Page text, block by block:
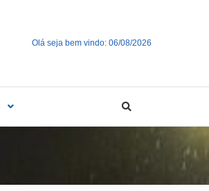
Olá seja bem vindo: 06/08/2026